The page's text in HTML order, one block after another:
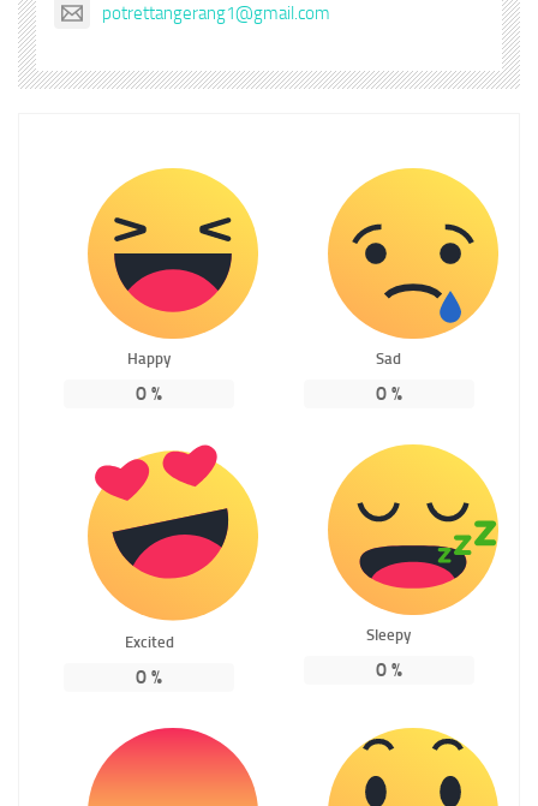
potrettangerang1@gmail.com
Happy
0 %
Sad
0%
Excited
0 %
Sleepy
0%